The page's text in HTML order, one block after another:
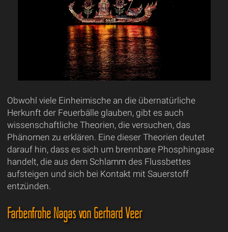
Obwohl viele Einheimische an die übernatürliche
Herkunft der Feuerbälle glauben, gibt es auch
wissenschaftliche Theorien, die versuchen, das
Phänomen zu erklären. Eine dieser Theorien deutet
darauf hin, dass es sich um brennbare Phosphingase
handelt, die aus dem Schlamm des Flussbettes
aufsteigen und sich bei Kontakt mit Sauerstoff
entzünden.
Farbenfrohe Nagas von Gerhard Veer